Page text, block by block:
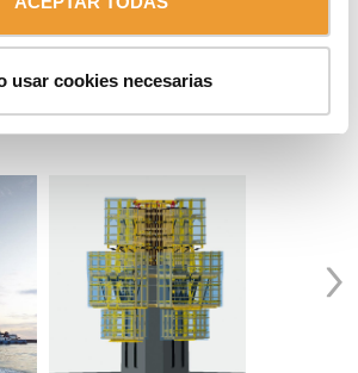
usar cookies necesarias
de forma gratuita nuestro
para REVIT®y diseñar tus proyectos
Accede a esta página para iniciar la
todo nuestro universo BIM!
›